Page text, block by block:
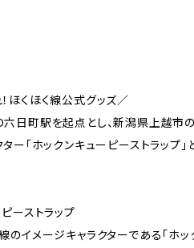
ほくほく線公式グッズ／
日町駅を起点とし、新潟県上越市の
ー「ホックンキューピーストラップ
ーストラップ
のイメージキャラクターである「ホ